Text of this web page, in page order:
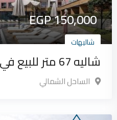
EGP150,000
شاليهات
شاليه 67 متر للبيع في الساحل الشمالي
الساحل الشمالي